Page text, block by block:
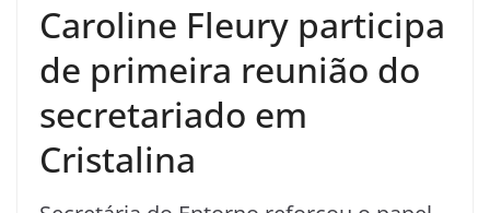
Caroline Fleury participa
de primeira reunião do
secretariado em
Cristalina